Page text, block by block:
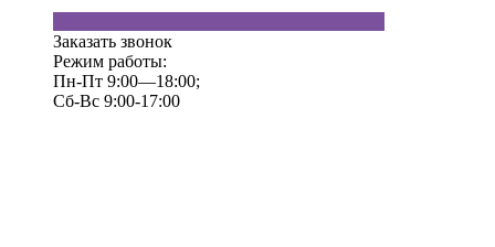
Заказать звонок
Режим работы:
Пн-Пт 9:00—18:00;
Сб-Вс 9:00-17:00